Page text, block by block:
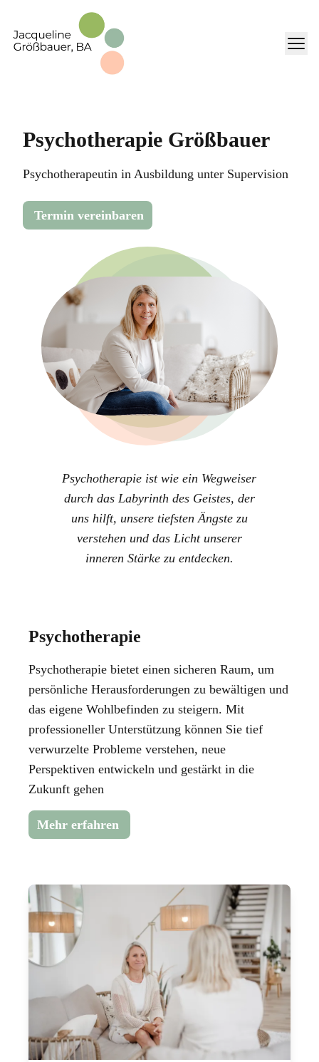
Psychotherapie Größbauer
Psychotherapeutin in Ausbildung unter Supervision
Termin vereinbaren
Psychotherapie ist wie ein Wegweiser
durch das Labyrinth des Geistes, der
uns hilft, unsere tiefsten Ängste zu
verstehen und das Licht unserer
inneren Stärke zu entdecken.
Psychotherapie
Psychotherapie bietet einen sicheren Raum, um
persönliche Herausforderungen zu bewältigen und
das eigene Wohlbefinden zu steigern. Mit
professioneller Unterstützung können Sie tief
verwurzelte Probleme verstehen, neue
Perspektiven entwickeln und gestärkt in die
Zukunft gehen
Mehr erfahren